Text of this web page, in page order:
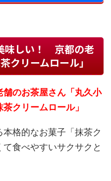
味しい！ 京都の老
クリームロール」
のお茶屋さん「丸久小
クリームロール」
格的なお菓子「抹茶ク
食べやすいサクサクと